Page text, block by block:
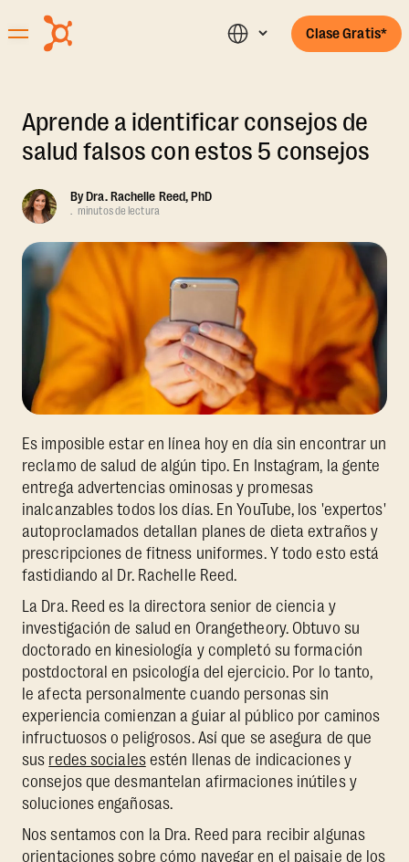
Clase Gratis*
Aprende a identificar consejos de
salud falsos con estos 5 consejos
ByDra. Rachelle Reed, PhD
. minutos de lectura
Es imposible estar en línea hoy en día sin encontrar un
reclamo de salud de algún tipo. En Instagram, la gente
entrega advertencias ominosas y promesas
inalcanzables todos los días. En YouTube, los 'expertos'
autoproclamados detallan planes de dieta extraños y
prescripciones de fitness uniformes. Y todo esto está
fastidiando al Dr. Rachelle Reed.
La Dra. Reed es la directora senior de ciencia y
investigación de salud en Orangetheory. Obtuvo su
doctorado en kinesiología y completó su formación
postdoctoral en psicología del ejercicio. Por lo tanto,
le afecta personalmente cuando personas sin
experiencia comienzan a guiar al público por caminos
infructuosos o peligrosos. Así que se asegura de que
sus redes socialesestén llenas de indicaciones y
consejos que desmantelan afirmaciones inútiles y
soluciones engañosas.
Nos sentamos con la Dra. Reed para recibir algunas
orientaciones sobre cómo navegar en el paisaje de los